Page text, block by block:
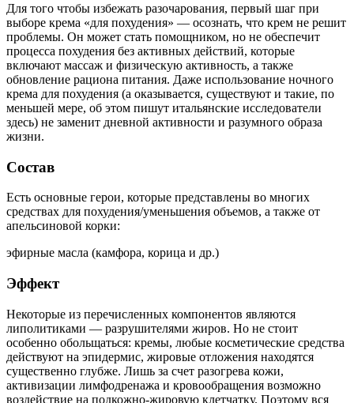
Для того чтобы избежать разочарования, первый шаг при
выборе крема «для похудения» — осознать, что крем не решит
проблемы. Он может стать помощником, но не обеспечит
процесса похудения без активных действий, которые
включают массаж и физическую активность, а также
обновление рациона питания. Даже использование ночного
крема для похудения (а оказывается, существуют и такие, по
меньшей мере, об этом пишут итальянские исследователи
здесь) не заменит дневной активности и разумного образа
жизни.
Состав
Есть основные герои, которые представлены во многих
средствах для похудения/уменьшения объемов, а также от
апельсиновой корки:
эфирные масла (камфора, корица и др.)
Эффект
Некоторые из перечисленных компонентов являются
липолитиками — разрушителями жиров. Но не стоит
особенно обольщаться: кремы, любые косметические средства
действуют на эпидермис, жировые отложения находятся
существенно глубже. Лишь за счет разогрева кожи,
активизации лимфодренажа и кровообращения возможно
воздействие на подкожно-жировую клетчатку. Поэтому вся